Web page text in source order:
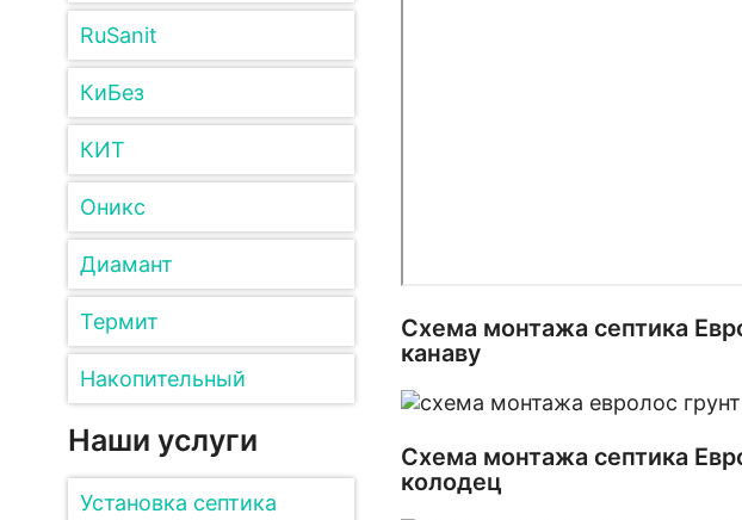
RuSanit
КиБез
КИТ
Оникс
Диамант
Термит
Накопительный
Наши услуги
Установка септика
Схема монтажа септика
канаву
Схема монтажа септика
колодец